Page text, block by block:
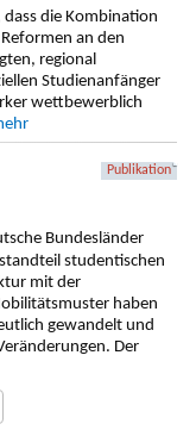
dass die Kombination
an den
regional
Studienanfänger
wettbewerblich
Publikation
studentischen
mit der
haben
gewandelt und
Der